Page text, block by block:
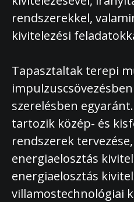
rendszerekkel,
kivitelezési
Tapasztaltak terepi
szerelésben
tartozik közép- és
rendszerek
energiaelosztás
energiaelosztás
villamostechnológiai